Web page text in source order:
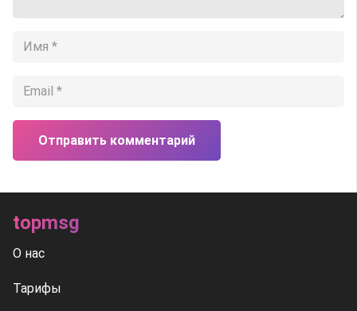
Отправить комментарий
topmsg
О нас
Тарифы